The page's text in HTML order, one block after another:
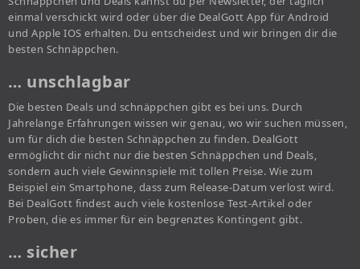
einmal verschickt wird oder über die DealGott App für Android
und Apple IOS erhalten. Du entscheidest und wir bringen dir die
besten Schnäppchen.
… unschlagbar
Die besten Deals und schnäppchen gibt es bei uns. Durch
Jahrelange Erfahrungen wissen wir genau, wo wir suchen müssen,
um für dich die besten Schnäppchen zu finden. DealGott
ermöglicht dir nicht nur die besten Schnäppchen und Deals,
sondern auch viele Gewinnspiele mit tollen Preise. Wie zum
Beispiel ein Smartphone, dass zum Release-Datum verlost wird.
Bei DealGott findest auch viele kostenlose Test-Artikel oder
Proben, die es immer für ein begrenztes Kontingent gibt.
… sicher